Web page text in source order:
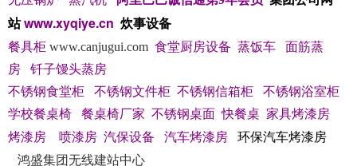
站www.xyqiye.cn 炊事设备
餐具柜 www.canjugui.com 食堂厨房设备 蒸饭车
面筋蒸
房
钎子馒头蒸房
不锈钢食堂柜
不锈钢文件柜 不锈钢信箱柜
不锈钢浴室柜
学校餐桌椅
餐桌椅厂家 不锈钢桌面 快餐桌 家具烤漆房
烤漆房
喷漆房 汽保设备 汽车烤漆房 环保汽车烤漆房
鸿盛集团无线建站中心